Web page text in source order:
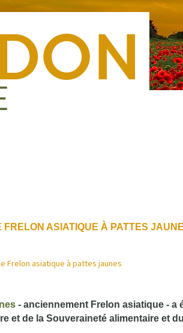
ASIATIQUE À PATTES
Frelon asiatique à pattes jaunes
- anciennement Frelon asiatique - a
et de la Souveraineté alimentaire et